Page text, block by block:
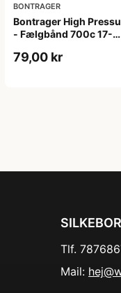
BONTRAGER
Bontrager High
- Fælgbånd 700c 17-
79,00 kr
Tlf.
Mail: